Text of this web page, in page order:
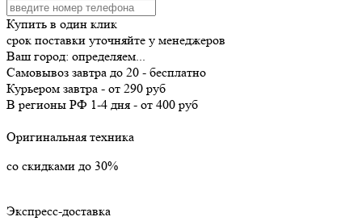
Купить в один клик
срок поставки уточняйте у менеджеров
Ваш город: определяем...
Самовывоз завтра до 20 - бесплатно
Курьером завтра - от 290 руб
В регионы РФ 1-4 дня - от 400 руб
Оригинальная техника
со скидками до 30%
Экспресс-доставка